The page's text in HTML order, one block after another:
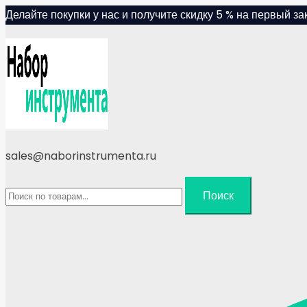
Skip
content
Делайте покупки у нас и получите скидку 5 % на первый
sales@naborinstrumenta.ru
Искать:
Поиск